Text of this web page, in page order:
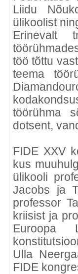
Liidu
ülikoolist
Erinevalt
töö tõttu
teema
töörühma
dotsent,
FIDE XXV
kus
ülikooli
Jacobs ja
professor
kriisist ja
Euroopa
Ulla
FIDE